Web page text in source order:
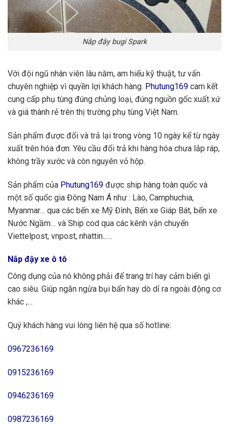
Nắp đậy bugi Spark
Với đội ngũ nhân viên lâu năm, am hiểu kỹ thuật, tư vấn
chuyên nghiệp vì quyền lợi khách hàng. Phutung169 cam kết
cung cấp phụ tùng đúng chủng loại, đúng nguồn gốc xuất xứ
và giá thành rẻ trên thị trường phụ tùng Việt Nam.
Sản phẩm được đổi và trả lại trong vòng 10 ngày kể từ ngày
xuất trên hóa đơn. Yêu cầu đổi trả khi hàng hóa chưa lắp ráp,
không trầy xước và còn nguyên vỏ hộp.
Sản phẩm của Phutung169 được ship hàng toàn quốc và
một số quốc gia Đông Nam Á như : Lào, Camphuchia,
Myanmar… qua các bến xe Mỹ Đình, Bến xe Giáp Bát, bến xe
Nước Ngầm… và Ship cod qua các kênh vận chuyển
Viettelpost, vnpost, nhattin..….
Nắp đậy xe ô tô
Công dụng của nó không phải để trang trí hay cảm biến gì
cao siêu. Giúp ngăn ngừa bụi bẩn hay dò dỉ ra ngoài động cơ
khác ,…
Quý khách hàng vui lòng liên hệ qua số hotline:
0967236169
0915236169
0946236169
0987236169